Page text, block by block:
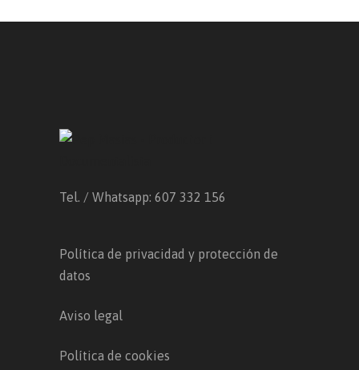
Tel. / Whatsapp: 607 332 156
Política de privacidad y protección de
datos
Aviso legal
Política de cookies